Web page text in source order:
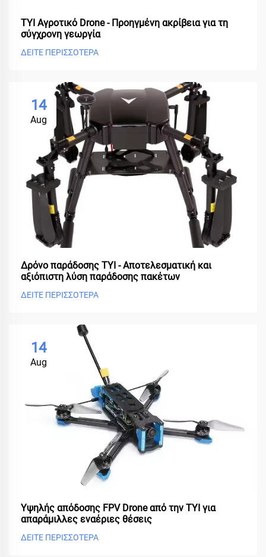
ΤΥΙ Αγροτικό Drone - Προηγμένη ακρίβεια για τη
σύγχρονη γεωργία
ΔΕΙΤΕ ΠΕΡΙΣΣΟΤΕΡΑ
14
Aug
Δρόνο παράδοσης TYI - Αποτελεσματική και
αξιόπιστη λύση παράδοσης πακέτων
ΔΕΙΤΕ ΠΕΡΙΣΣΟΤΕΡΑ
14
Aug
Υψηλής απόδοσης FPV Drone από την TYI για
απαράμιλλες εναέριες θέσεις
ΔΕΙΤΕ ΠΕΡΙΣΣΟΤΕΡΑ